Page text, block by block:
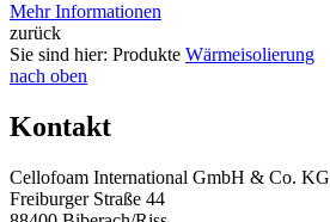
Mehr Informationen
zurück
Sie sind hier: Produkte Wärmeisolierung
nach oben
Kontakt
Cellofoam International GmbH & Co. KG
Freiburger Straße 44